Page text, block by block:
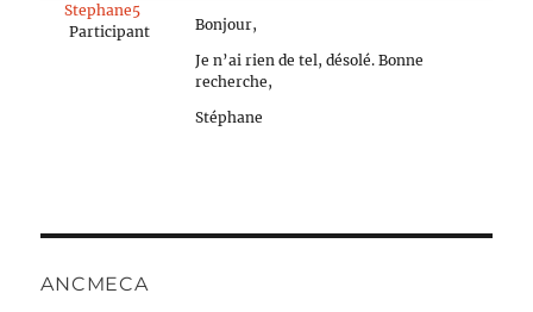
Stephane5
Participant
Bonjour,
Je n’ai rien de tel, désolé. Bonne
recherche,
Stéphane
ANCMECA